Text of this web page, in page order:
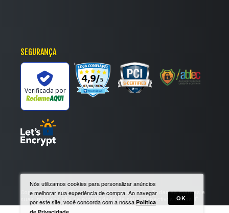
Nós utilizamos cookies para personalizar anúncios
e melhorar sua experiência de compra. Ao navegar
por este site, você concorda com a nossa Política
OK
SEGURANÇA
Verificada por
'
Copyright © 2025. Todos os direitos reservados. Todas as marcas e
suas imagens são de propriedade de seus respectivos donos. É
vedada a reprodução, total ou parcial, de qualquer conteúdo sem